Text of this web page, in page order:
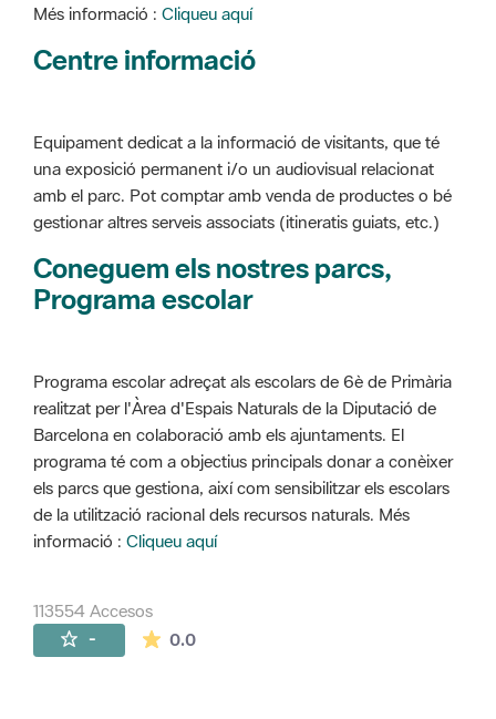
Més informació : Cliqueu aquí
Centre informació
Equipament dedicat a la informació de visitants, que té
una exposició permanent i/o un audiovisual relacionat
amb el parc. Pot comptar amb venda de productes o bé
gestionar altres serveis associats (itineratis guiats, etc.)
Coneguem els nostres parcs,
Programa escolar
Programa escolar adreçat als escolars de 6è de Primària
realitzat per l'Àrea d'Espais Naturals de la Diputació de
Barcelona en colaboració amb els ajuntaments. El
programa té com a objectius principals donar a conèixer
els parcs que gestiona, així com sensibilitzar els escolars
de la utilització racional dels recursos naturals. Més
informació : Cliqueu aquí
113554 Accesos
- 0.0La valoración media es de 0 estrellas de